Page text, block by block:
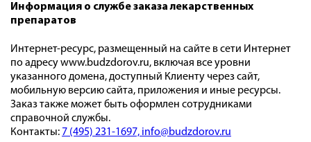
Информация о службе заказа лекарственных
препаратов
Интернет-ресурс, размещенный на сайте в сети Интернет
по адресу www.budzdorov.ru, включая все уровни
указанного домена, доступный Клиенту через сайт,
мобильную версию сайта, приложения и иные ресурсы.
Заказ также может быть оформлен сотрудниками
справочной службы.
Контакты: 7 (495) 231-1697, info@budzdorov.ru